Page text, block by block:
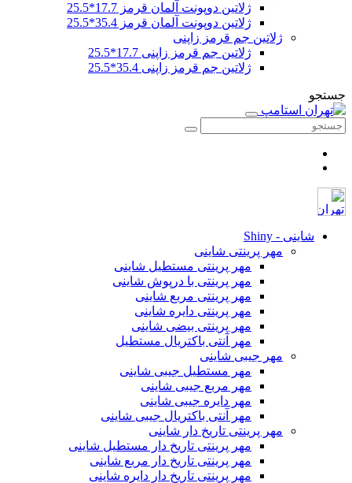
ژلاتین دوپونت آلمان قرمز 17.7*25.5
ژلاتین دوپونت آلمان قرمز 35.4*25.5
ژلاتین جم قرمز زاپنی
ژلاتین جم قرمز زاپنی 17.7*25.5
ژلاتین جم قرمز زاپنی 35.4*25.5
جستجو
شاینی - Shiny
مهر پرینتی شاینی
مهر پرینتی مستطیل شاینی
مهر پرینتی با درپوش شاینی
مهر پرینتی مربع شاینی
مهر پرینتی دایره شاینی
مهر پرینتی بیضی شاینی
مهر آنتی باکتریال مستطیل
مهر جیبی شاینی
مهر مستطیل جیبی شاینی
مهر مربع جیبی شاینی
مهر دایره جیبی شاینی
مهر آنتی باکتریال جیبی شاینی
مهر پرینتی تاریخ دار شاینی
مهر پرینتی تاریخ دار مستطیل شاینی
مهر پرینتی تاریخ دار مربع شاینی
مهر پرینتی تاریخ دار دایره شاینی